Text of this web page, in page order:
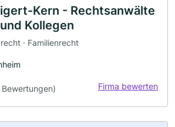
Kern - Rechtsanwälte
Kollegen
· Familienrecht
Bewertungen) Firma bewerten